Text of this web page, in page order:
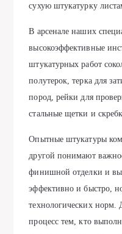
сухую штукатурку
В арсенале наших
высокоэффективные
штукатурных работ
полутерок, терка для
пород, рейки для
стальные щетки и
Опытные штукатуры
другой понимают
финишной отделки и
эффективно и быстро,
технологических норм.
процесс тем, кто